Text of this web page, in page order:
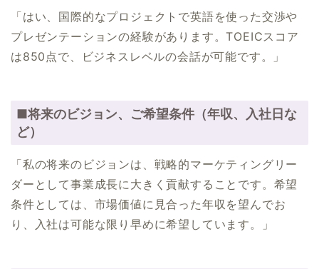
「はい、国際的なプロジェクトで英語を使った交渉や
プレゼンテーションの経験があります。TOEICスコア
は850点で、ビジネスレベルの会話が可能です。」
■将来のビジョン、ご希望条件（年収、入社日な
ど）
「私の将来のビジョンは、戦略的マーケティングリー
ダーとして事業成長に大きく貢献することです。希望
条件としては、市場価値に見合った年収を望んでお
り、入社は可能な限り早めに希望しています。」